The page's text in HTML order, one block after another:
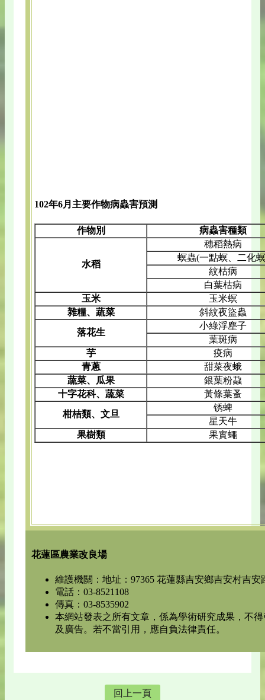
102年6月主要作物病蟲害預測
作物別 病蟲害種類
水稻
穗稻熱病
螟蟲(一點螟、二化
紋枯病
白葉枯病
玉米
玉米螟
雜糧、蔬菜
斜紋夜盜蟲
落花生
小綠浮塵子
葉斑病
芋
疫病
青蔥
甜菜夜蛾
蔬菜、瓜果
銀葉粉蝨
十字花科、蔬菜
黃條葉蚤
柑桔類、文旦
锈蜱
星天牛
果樹類
果實蠅
花蓮區農業改良場
維護機關：地址：97365 花蓮縣吉安鄉吉安村吉安
電話：03-8521108
傳真：03-8535902
本網站發表之所有文章，係為學術研究成果，不
及廣告。若不當引用，應自負法律責任。
回上一頁